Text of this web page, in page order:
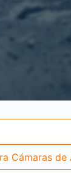
Cámaras de